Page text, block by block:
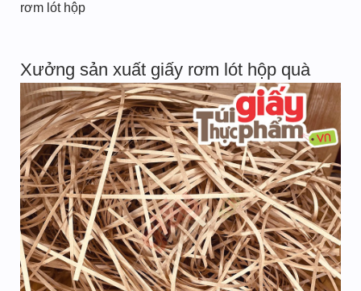
rơm lót hộp
Xưởng sản xuất giấy rơm lót hộp quà